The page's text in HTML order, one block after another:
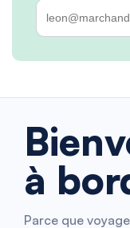
à
Parce que